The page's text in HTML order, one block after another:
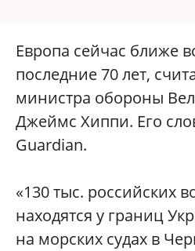
Европа сейчас ближе
последние 70 лет,
министра обороны
Джеймс Хиппи. Его
Guardian.
«130 тыс. российских
находятся у границ
на морских судах в